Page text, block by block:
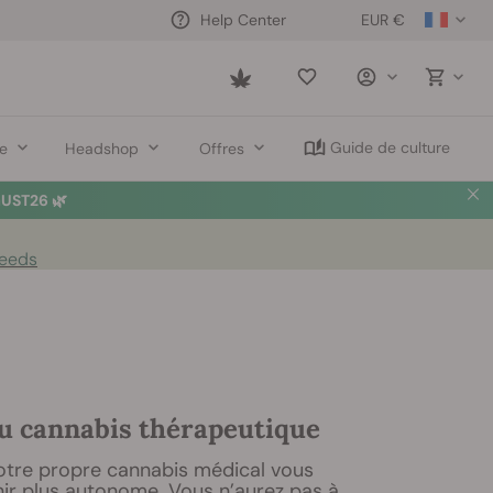
EUR €
Help Center
Saved
Headshop Offres Guide de culture
🌿
cannabis thérapeutique
propre cannabis médical vous